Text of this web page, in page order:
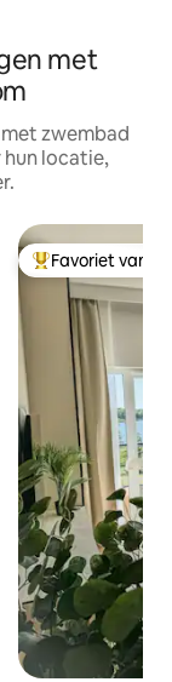
met
zwembad
locatie,
beoordeling van
Topfavoriet van
Favoriet van